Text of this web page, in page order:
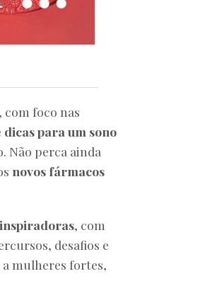
, com foco nas
dicas para um sono
Não perca ainda
novos fármacos
, com
desafios e
mulheres fortes,